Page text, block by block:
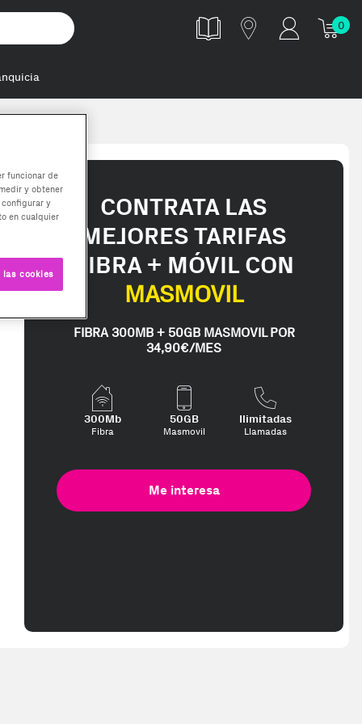
0
CONTRATA LAS
MEJORES TARIFAS
FIBRA + MÓVIL CON
MASMOVIL
FIBRA 300MB + 50GB MASMOVIL POR
34,90€/MES
300Mb
Fibra
50GB
Masmovil
Ilimitadas
Llamadas
Me interesa
funcionar de
y obtener
y
en cualquier
cookies